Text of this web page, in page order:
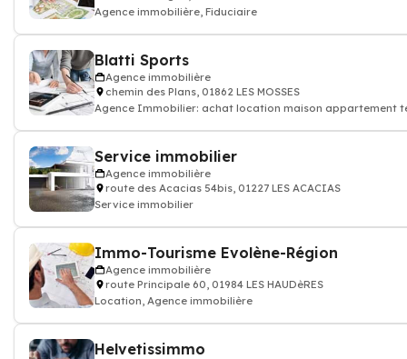
Agence immobilière, Fiduciaire
Blatti Sports
Agence immobilière
chemin des Plans, 01862 LES MOSSES
Agence Immobilier: achat location maison appartement
Service immobilier
Agence immobilière
route des Acacias 54bis, 01227 LES ACACIAS
Service immobilier
Immo-Tourisme Evolène-Région
Agence immobilière
route Principale 60, 01984 LES HAUDèRES
Location, Agence immobilière
Helvetissimmo